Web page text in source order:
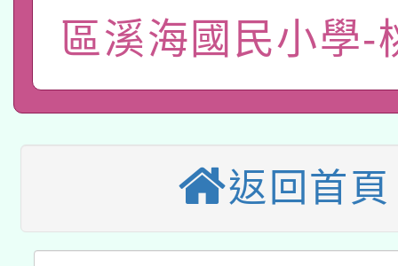
心」，鼓勵退休同仁踴
招甄選結果公告(無人
適應運動共學行動站研
本館辦理115年度閱讀
暨閱讀推動專業研習
科技賦能─人工智慧
A3數位素養講師名單
本校115學年度第1次
第3次招考甄選結果公
本校115學年度第2次
區溪海國民小學-
返回首頁